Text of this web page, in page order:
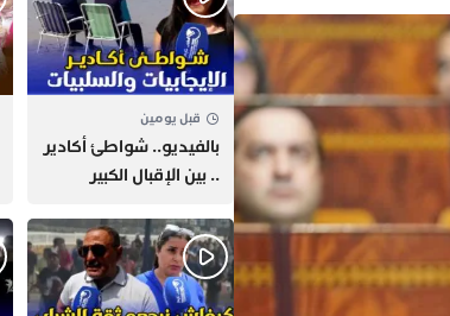
قبل يومين
بالفيديو.. شواطئ أكادير
.. بين الإقبال الكبير
الازدحام وغلاء الكراء